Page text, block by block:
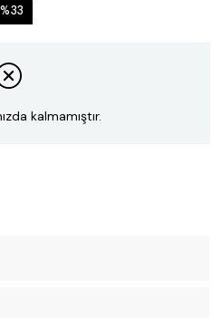
%33
kalmamıştır.